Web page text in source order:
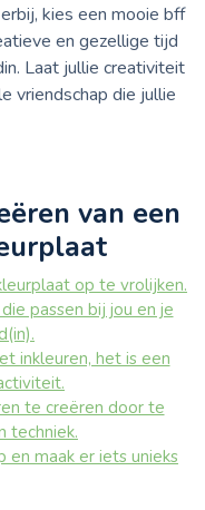
kies een mooie bff
en gezellige tijd
Laat jullie creativiteit
vriendschap die jullie
van een
op te vrolijken.
passen bij jou en je
inkleuren, het is een
te creëren door te
techniek.
maak er iets unieks